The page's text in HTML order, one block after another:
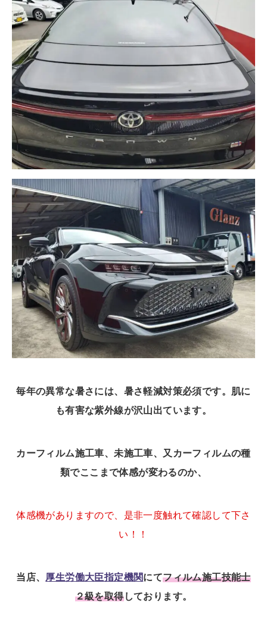
毎年の異常な暑さには、暑さ軽減対策必須です。 肌に
も有害な紫外線が沢山出ています。
カーフィルム施工車、未施工車、又カーフィルムの種
類でここまで体感が変わるのか、
体感機がありますので、是非一度触れて確認して下さ
い！！
当店、 厚生労働大臣指定機関にてフィルム施工技能士
２級を取得しております。